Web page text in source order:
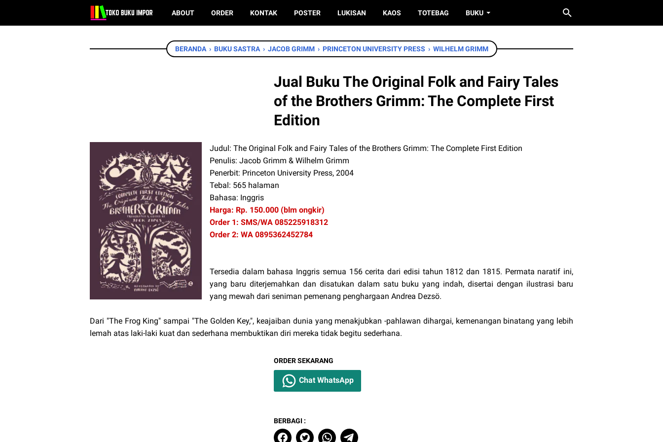
ABOUT ORDER KONTAK POSTER LUKISAN KAOS TOTEBAG BUKU
BERANDA › BUKU SASTRA › JACOB GRIMM › PRINCETON UNIVERSITY PRESS › WILHELM GRIMM
Jual Buku The Original Folk and Fairy Tales
of the Brothers Grimm: The Complete First
Edition
Judul: The Original Folk and Fairy Tales of the Brothers Grimm: The Complete First Edition
Penulis: Jacob Grimm & Wilhelm Grimm
Penerbit: Princeton University Press, 2004
Tebal: 565 halaman
Bahasa: Inggris
Harga: Rp. 150.000 (blm ongkir)
Order 1: SMS/WA 085225918312
Order 2: WA 0895362452784
Tersedia dalam bahasa Inggris semua 156 cerita dari edisi tahun 1812 dan 1815. Permata naratif ini,
yang baru diterjemahkan dan disatukan dalam satu buku yang indah, disertai dengan ilustrasi baru
yang mewah dari seniman pemenang penghargaan Andrea Dezsö.
Dari "The Frog King" sampai "The Golden Key,", keajaiban dunia yang menakjubkan -pahlawan dihargai, kemenangan binatang yang lebih
lemah atas laki-laki kuat dan sederhana membuktikan diri mereka tidak begitu sederhana.
ORDER SEKARANG
Chat WhatsApp
BERBAGI :